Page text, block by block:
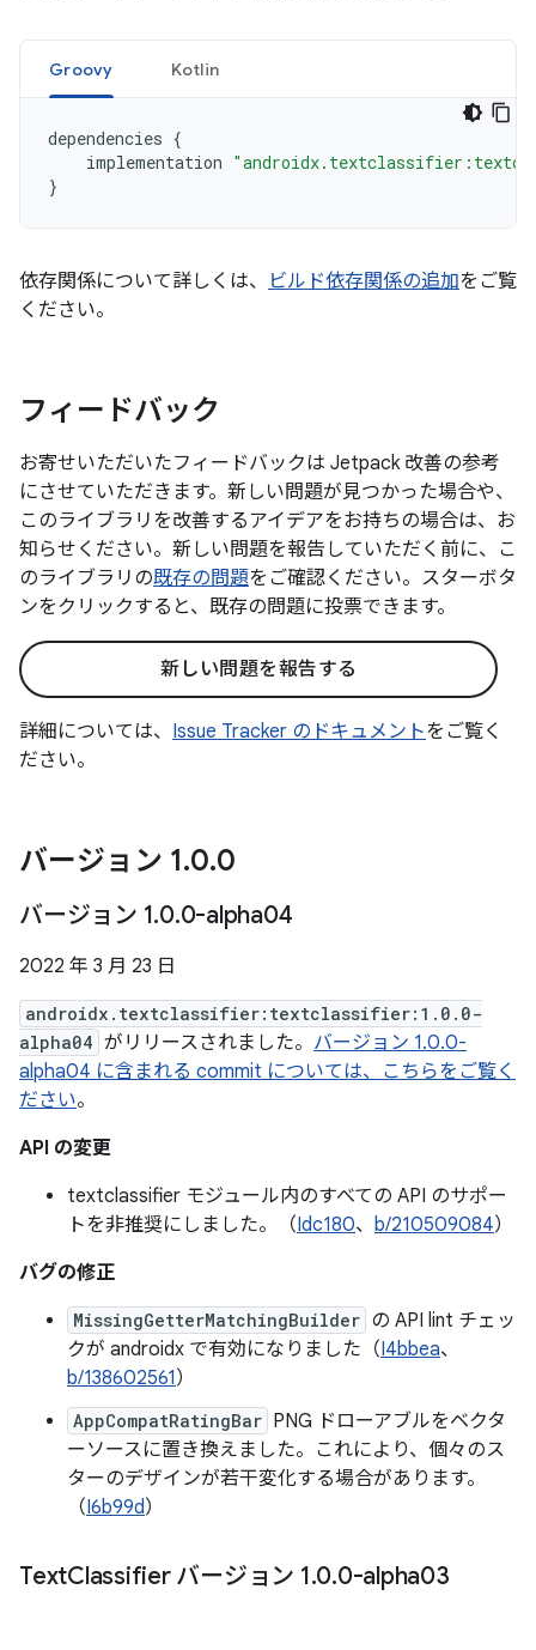
Groovy Kotlin
dependencies {
implementation
}
依存関係について詳しくは、 ビルド依存関係の追加をご覧
ください。
フィードバック
お寄せいただいたフィードバックは Jetpack 改善の参考
にさせていただきます。新しい問題が見つかった場合や、
このライブラリを改善するアイデアをお持ちの場合は、お
知らせください。新しい問題を報告していただく前に、こ
のライブラリの既存の問題をご確認ください。スターボタ
ンをクリックすると、既存の問題に投票できます。
新しい問題を報告する
詳細については、 Issue Tracker のドキュメントをご覧く
ださい。
バージョン 1.0.0
バージョン 1.0.0-alpha04
2022 年 3 月 23 日
androidx.textclassifier:textclassifier:1.0.0-
alpha04 がリリースされました。 バージョン 1.0.0-
alpha04 に含まれる commit については、こちらをご覧く
ださい。
API の変更
textclassifier モジュール内のすべての API のサポー
トを非推奨にしました。（Idc180、 b/210509084）
バグの修正
MissingGetterMatchingBuilder の API lint チェッ
クが androidx で有効になりました（I4bbea、
b/138602561）
AppCompatRatingBar PNG ドローアブルをベクタ
ーソースに置き換えました。これにより、個々のス
ターのデザインが若干変化する場合があります。
（I6b99d）
TextClassifier バージョン 1.0.0-alpha03